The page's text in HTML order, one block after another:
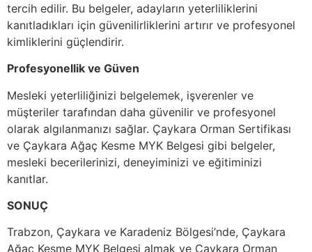
tercih edilir. Bu belgeler, adayların yeterliliklerini
kanıtladıkları için güvenilirliklerini artırır ve profesyonel
kimliklerini güçlendirir.
Profesyonellik ve Güven
Mesleki yeterliliğinizi belgelemek, işverenler ve
müşteriler tarafından daha güvenilir ve profesyonel
olarak algılanmanızı sağlar. Çaykara Orman Sertifikası
ve Çaykara Ağaç Kesme MYK Belgesi gibi belgeler,
mesleki becerilerinizi, deneyiminizi ve eğitiminizi
kanıtlar.
SONUÇ
Trabzon, Çaykara ve Karadeniz Bölgesi’nde, Çaykara
Ağaç Kesme MYK Belgesi almak ve Çaykara Orman